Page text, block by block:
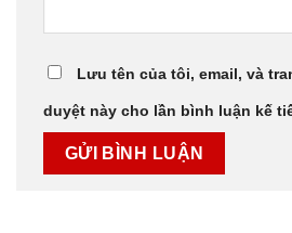
Lưu tên của tôi, email, và
duyệt này cho lần bình luận kế